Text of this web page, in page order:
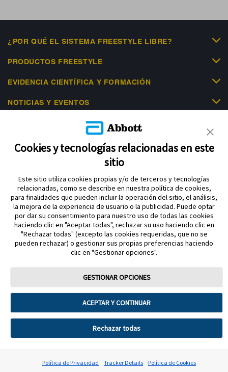
¿POR QUÉ EL SISTEMA FREESTYLE LIBRE?
PRODUCTOS FREESTYLE
EVIDENCIA CIENTÍFICA Y FORMACIÓN
NOTICIAS Y EVENTOS
AYUDA
Política de privacidad
Aviso legal y términos y condiciones de uso Abbott
Política de cookies
Acerca de Abbott diabetes care división
FreeStyle, Libre, y las marcas relacionadas son marcas comerciales de
Abbott Material dirigido a profesional sanitario. Para mayor información lea
atentamente el Manual de Usuario. Cumple con la normativa que regula los
productos sanitarios. Los Sistemas de Monitorización de Glucosa FreeStyle
Libre deben retirarse antes de someterse a un estudio de imágenes por
resonancia magnética (RM). Imágenes para fines ilustrativos. No son
pacientes, profesionales sanitarios ni datos reales. © 2026 Abbott.
Cookies y tecnologías relacionadas en este
sitio
Este sitio utiliza cookies propias y/o de terceros y tecnologías
relacionadas, como se describe en nuestra política de cookies,
para finalidades que pueden incluir la operación del sitio, el análisis,
la mejora de la experiencia de usuario o la publicidad. Puede optar
por dar su consentimiento para nuestro uso de todas las cookies
haciendo clic en "Aceptar todas", rechazar su uso haciendo clic en
"Rechazar todas" (excepto las cookies requeridas, que no se
pueden rechazar) o gestionar sus propias preferencias haciendo
clic en "Gestionar opciones".
GESTIONAR OPCIONES
ACEPTAR Y CONTINUAR
Rechazar todas
Política de Privacidad Tracker Details Política de Cookies